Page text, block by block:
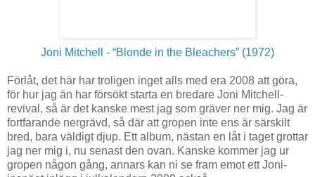
Joni Mitchell - “Blonde in the Bleachers” (1972)
Förlåt, det här har troligen inget alls med era 2008 att göra,
för hur jag än har försökt starta en bredare Joni Mitchell-
revival, så är det kanske mest jag som gräver ner mig. Jag är
fortfarande nergrävd, så där att gropen inte ens är särskilt
bred, bara väldigt djup. Ett album, nästan en låt i taget grottar
jag ner mig i, nu senast den ovan. Kanske kommer jag ur
gropen någon gång, annars kan ni se fram emot ett Joni-